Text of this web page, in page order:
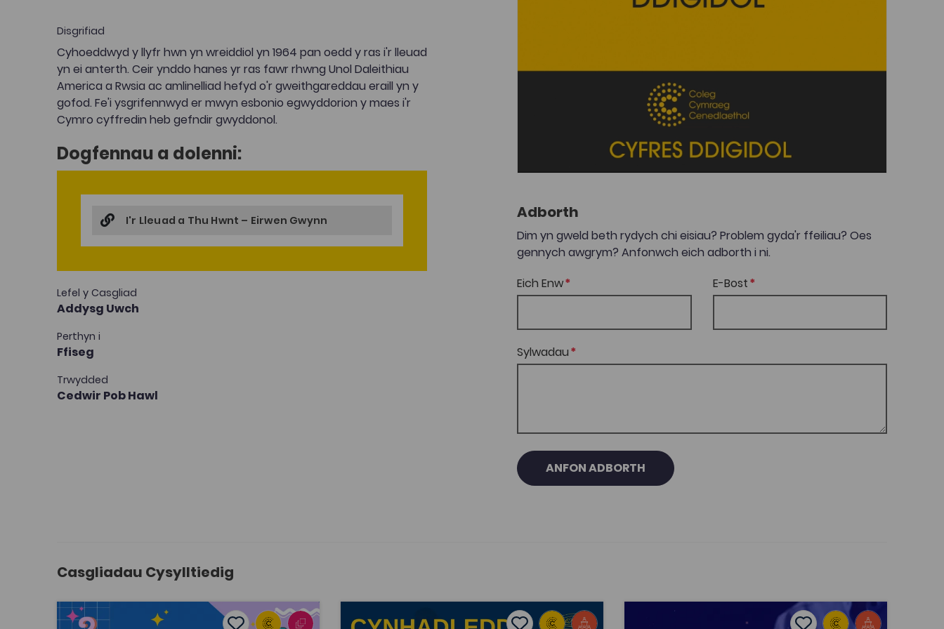
Disgrifiad
Cyhoeddwyd y llyfr hwn yn wreiddiol yn 1964 pan oedd y ras i'r lleuad
yn ei anterth. Ceir ynddo hanes yr ras fawr rhwng Unol Daleithiau
America a Rwsia ac amlinelliad hefyd o'r gweithgareddau eraill yn y
gofod. Fe'i ysgrifennwyd er mwyn esbonio egwyddorion y maes i'r
Cymro cyffredin heb gefndir gwyddonol.
Dogfennau a dolenni:
I'r Lleuad a Thu Hwnt – Eirwen Gwynn
Lefel y Casgliad
Addysg Uwch
Perthyn i
Ffiseg
Trwydded
Cedwir Pob Hawl
Adborth
Dim yn gweld beth rydych chi eisiau? Problem gyda'r ffeiliau? Oes
gennych awgrym? Anfonwch eich adborth i ni.
Eich Enw
E-Bost
Sylwadau
ANFON ADBORTH
Casgliadau Cysylltiedig
Matiau Iaith
Cynhadledd Wyddonol 2023
Cynhadledd Wyddonol 2022